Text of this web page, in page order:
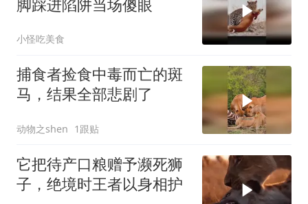
脚踩进陷阱当场傻眼
小怪吃美食
捕食者捡食中毒而亡的斑
马，结果全部悲剧了
动物之shen 1跟贴
它把待产口粮赠予濒死狮
子，绝境时王者以身相护